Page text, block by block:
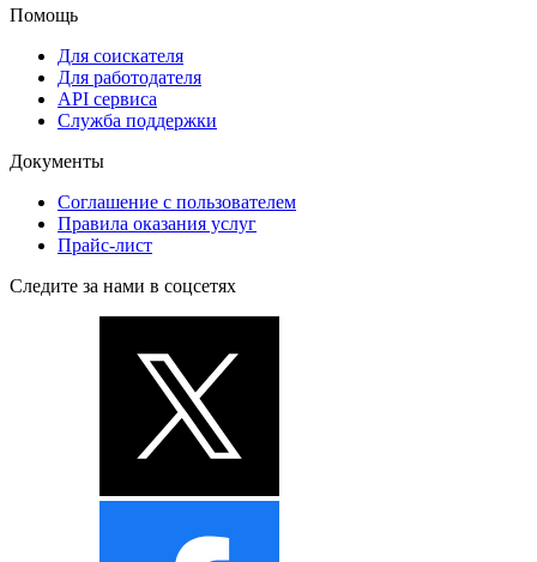
Помощь
Для соискателя
Для работодателя
API сервиса
Служба поддержки
Документы
Соглашение с пользователем
Правила оказания услуг
Прайс-лист
Следите за нами в соцсетях